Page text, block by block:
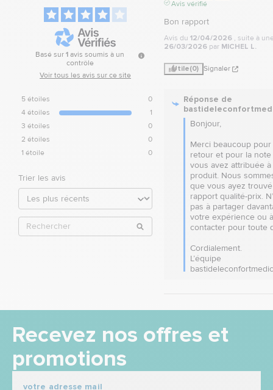
Basé sur 1 avis soumis à un
contrôle
Voir tous les avis sur ce site
5 étoiles
0
4 étoiles
1
3 étoiles
0
2 étoiles
0
1 étoile 0
Trier les avis
Avis vérifié
Bon rapport
Avis du 12/04/2026 , suite à
26/03/2026 par MICHEL L.
Utile(0) Signaler
Réponse de
Bonjour,
Merci beaucoup
retour et pour la
vous avez attribuée
produit. Nous
que vous ayez
rapport qualité-prix.
pas à partager
votre expérience ou
contacter pour toute
Cordialement.
L’équipe
Recevez nos offres et
promotions